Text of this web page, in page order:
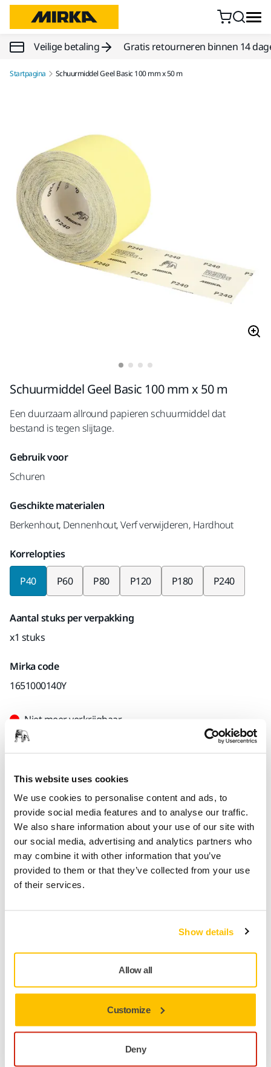
This website uses cookies
We use cookies to personalise content and ads, to
provide social media features and to analyse our traffic.
We also share information about your use of our site with
our social media, advertising and analytics partners who
may combine it with other information that you’ve
provided to them or that they’ve collected from your use
of their services.
Show details
Allow all
Customize
Deny
Doorgaan naar inhoud
Veilige betaling Gratis retourneren binnen 14
Startpagina Schuurmiddel Geel Basic 100 mm x 50 m
Schuurmiddel Geel Basic 100 mm x 50 m
Een duurzaam allround papieren schuurmiddel dat
bestand is tegen slijtage.
Gebruik voor
Schuren
Geschikte materialen
Berkenhout, Dennenhout, Verf verwijderen, Hardhout
Korrelopties
P40 P60 P80 P120 P180 P240
Aantal stuks per verpakking
x1 stuks
Mirka code
1651000140Y
Niet meer verkrijgbaar
op mirka.com. Als u geïnteresseerd bent in dit
klantenservice voor meer informatie of de
dichtstbijzijnde reseller vinden.
Contact opnemen met de klantenservice
Technische details
Een duurzaam allround schuurmiddel. De sterke papieren
geschikt voor zowel hand- als machinaal schuren. De
scherpe aluminium korrel en semi open coating zorgen
ervoor dat het goed presteert op een veelheid van